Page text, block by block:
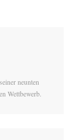
neunten
Wettbewerb.